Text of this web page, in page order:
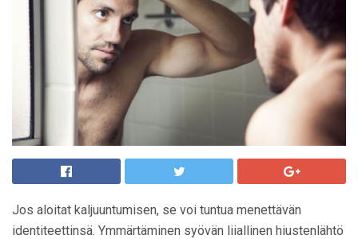
Jos aloitat kaljuuntumisen, se voi tuntua menettävän
identiteettinsä. Ymmärtäminen syövän liiallinen hiustenlähtö